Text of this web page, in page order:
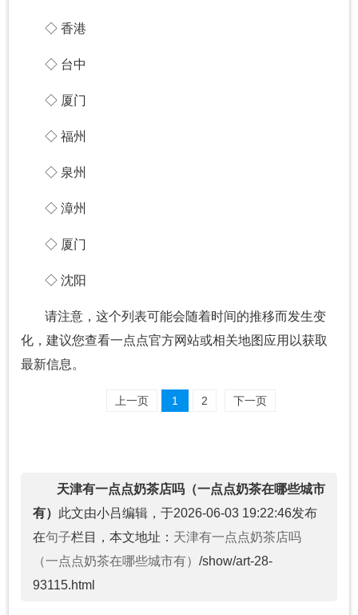
◇ 香港
◇ 台中
◇ 厦门
◇ 福州
◇ 泉州
◇ 漳州
◇ 厦门
◇ 沈阳
请注意，这个列表可能会随着时间的推移而发生变
化，建议您查看一点点官方网站或相关地图应用以获取
最新信息。
上一页 1 2 下一页
天津有一点点奶茶店吗（一点点奶茶在哪些城市
有） 此文由小吕编辑，于2026-06-03 19:22:46发布
在句子栏目，本文地址： 天津有一点点奶茶店吗
（一点点奶茶在哪些城市有） /show/art-28-
93115.html